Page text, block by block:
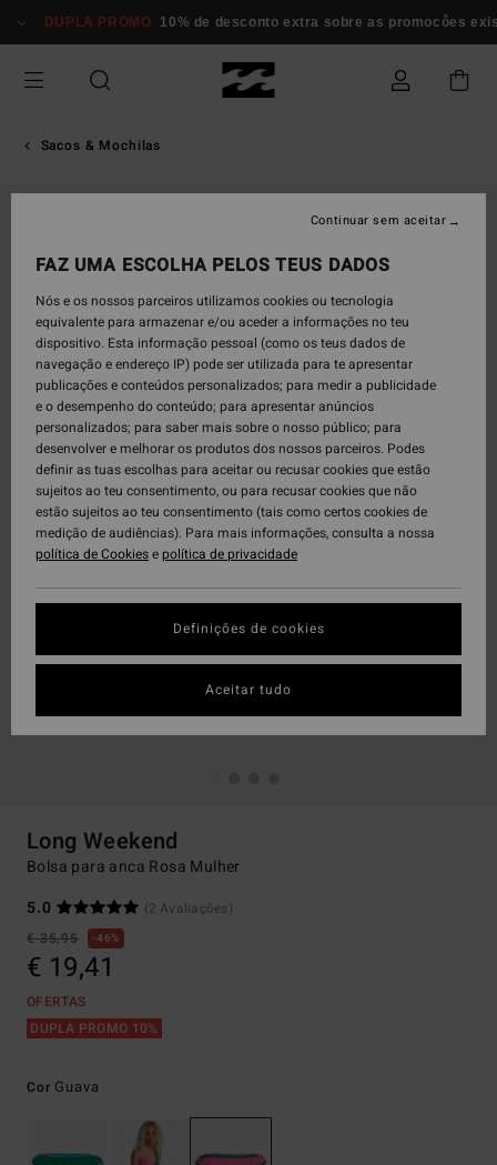
para
informação
DUPLA PROMO 10% de desconto extra sobre as promocôes
Sacos & Mochilas
Long Weekend
Bolsa para anca Rosa Mulher
5.0
(2 Avaliações)
€ 35,95
46%
€ 19,41
OFERTAS
DUPLA PROMO 10%
Cor Guava
FAZ UMA ESCOLHA PELOS TEUS DADOS
Nós e os nossos parceiros utilizamos cookies ou tecnologia
equivalente para armazenar e/ou aceder a informações no teu
dispositivo. Esta informação pessoal (como os teus dados de
navegação e endereço IP) pode ser utilizada para te apresentar
publicações e conteúdos personalizados; para medir a publicidade
e o desempenho do conteúdo; para apresentar anúncios
personalizados; para saber mais sobre o nosso público; para
desenvolver e melhorar os produtos dos nossos parceiros. Podes
definir as tuas escolhas para aceitar ou recusar cookies que estão
sujeitos ao teu consentimento, ou para recusar cookies que não
estão sujeitos ao teu consentimento (tais como certos cookies de
medição de audiências). Para mais informações, consulta a nossa
política de Cookiesepolítica de privacidade
Definições de cookies
Continuar sem aceitar
Aceitar tudo